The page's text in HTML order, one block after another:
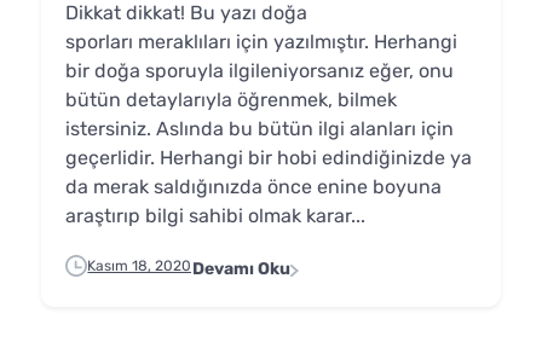
Dikkat dikkat! Bu yazı doğa
sporları meraklıları için yazılmıştır. Herhangi
bir doğa sporuyla ilgileniyorsanız eğer, onu
bütün detaylarıyla öğrenmek, bilmek
istersiniz. Aslında bu bütün ilgi alanları için
geçerlidir. Herhangi bir hobi edindiğinizde ya
da merak saldığınızda önce enine boyuna
araştırıp bilgi sahibi olmak karar...
Kasım 18, 2020 Devamı Oku